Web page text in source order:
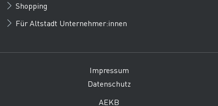
Shopping
Für Altstadt Unternehmer:innen
Impressum
Datenschutz
AEKB